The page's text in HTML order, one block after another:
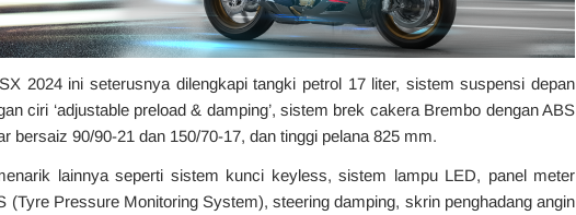
2024 ini seterusnya dilengkapi tangki petrol 17 liter, sistem suspensi depan
ciri ‘adjustable preload & damping’, sistem brek cakera Brembo dengan ABS
bersaiz 90/90-21 dan 150/70-17, dan tinggi pelana 825 mm.
lainnya seperti sistem kunci keyless, sistem lampu LED, panel meter
(Tyre Pressure Monitoring System), steering damping, skrin penghadang angin